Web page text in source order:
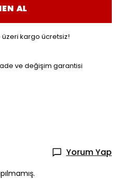
AL
üzeri kargo ücretsiz!
ve değişim garantisi
Yorum Yap